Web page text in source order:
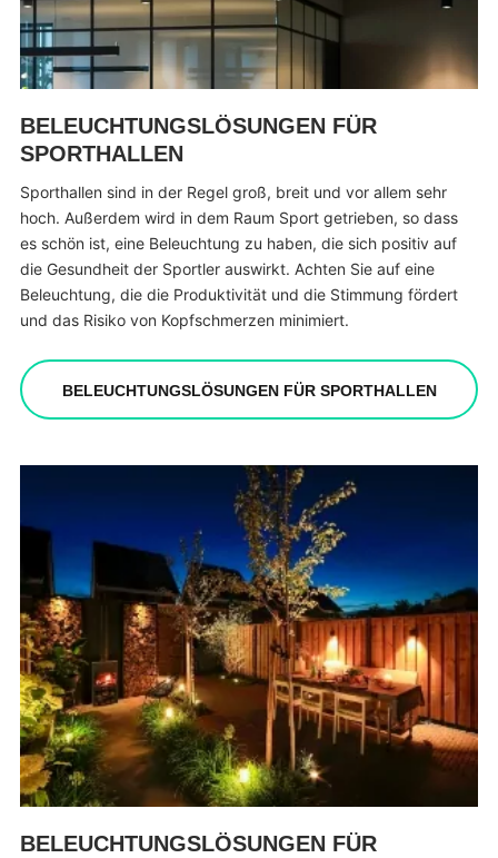
BELEUCHTUNGSLÖSUNGEN FÜR
SPORTHALLEN
Sporthallen sind in der Regel groß, breit und vor allem sehr
hoch. Außerdem wird in dem Raum Sport getrieben, so dass
es schön ist, eine Beleuchtung zu haben, die sich positiv auf
die Gesundheit der Sportler auswirkt. Achten Sie auf eine
Beleuchtung, die die Produktivität und die Stimmung fördert
und das Risiko von Kopfschmerzen minimiert.
BELEUCHTUNGSLÖSUNGEN FÜR SPORTHALLEN
BELEUCHTUNGSLÖSUNGEN FÜR